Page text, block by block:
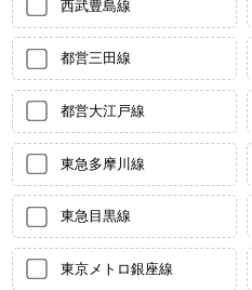
西武豊島線
都営三田線
都営大江戸線
東急多摩川線
東急目黒線
東京メトロ銀座線